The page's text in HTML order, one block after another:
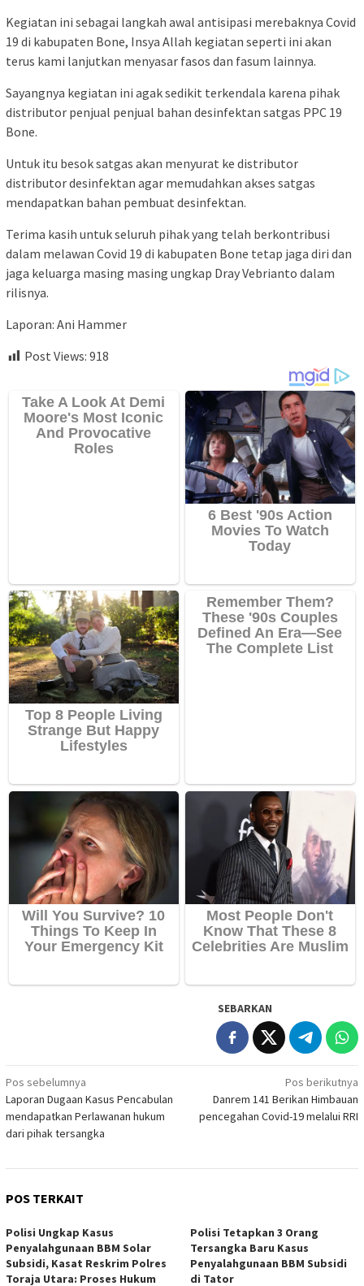
Kegiatan ini sebagai langkah awal antisipasi merebaknya Covid
19 di kabupaten Bone, Insya Allah kegiatan seperti ini akan
terus kami lanjutkan menyasar fasos dan fasum lainnya.
Sayangnya kegiatan ini agak sedikit terkendala karena pihak
distributor penjual penjual bahan desinfektan satgas PPC 19
Bone.
Untuk itu besok satgas akan menyurat ke distributor
distributor desinfektan agar memudahkan akses satgas
mendapatkan bahan pembuat desinfektan.
Terima kasih untuk seluruh pihak yang telah berkontribusi
dalam melawan Covid 19 di kabupaten Bone tetap jaga diri dan
jaga keluarga masing masing ungkap Dray Vebrianto dalam
rilisnya.
Laporan: Ani Hammer
Post Views: 918
SEBARKAN
Navigasi
pos
Pos sebelumnya
Laporan Dugaan Kasus Pencabulan
mendapatkan Perlawanan hukum
dari pihak tersangka
Pos berikutnya
Danrem 141 Berikan Himbauan
pencegahan Covid-19 melalui RRI
POS TERKAIT
Polisi Ungkap Kasus
Penyalahgunaan BBM Solar
Subsidi, Kasat Reskrim Polres
Toraja Utara: Proses Hukum
Polisi Tetapkan 3 Orang
Tersangka Baru Kasus
Penyalahgunaan BBM Subsidi
di Tator